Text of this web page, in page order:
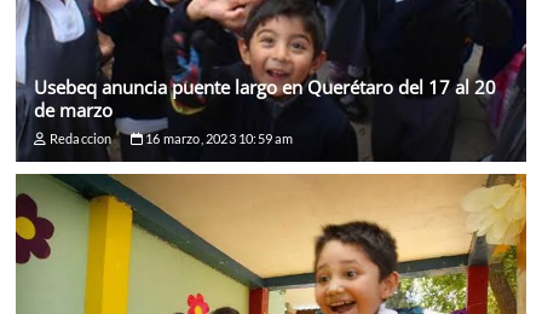
Usebeq anuncia puente largo en Querétaro del 17 al 20
de marzo
Redaccion 16 marzo, 2023 10:59 am